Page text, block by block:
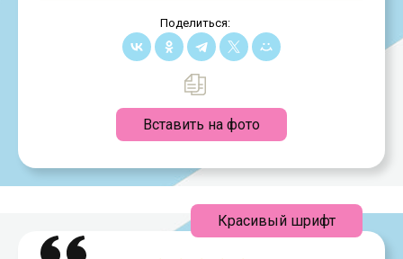
Поделиться:
Вставить на фото
Красивый шрифт